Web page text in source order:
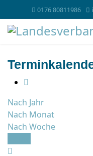
0176 80811986
Nach Jahr
Nach Monat
Nach Woche